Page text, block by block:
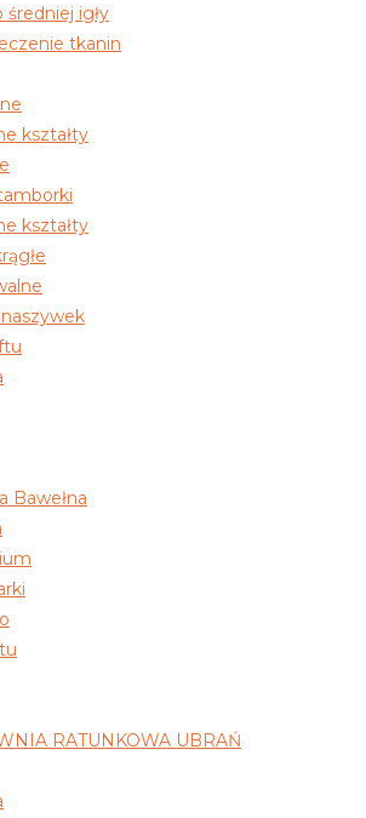
średniej igły
tkanin
kształty
kształty
Bawełna
RATUNKOWA UBRAŃ